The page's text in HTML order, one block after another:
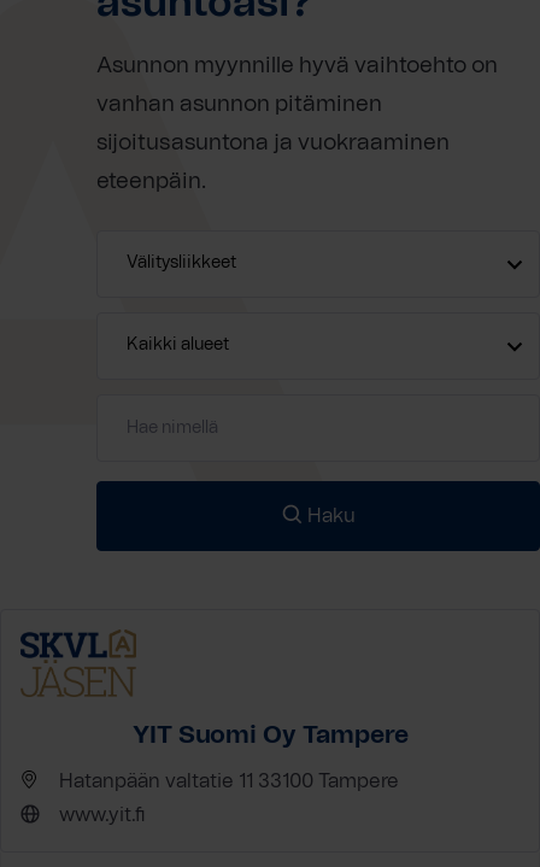
Asunnon myynnille hyvä vaihtoehto on
vanhan asunnon pitäminen
sijoitusasuntona ja vuokraaminen
eteenpäin.
Haku
YIT Suomi Oy Tampere
Hatanpään valtatie 11 33100 Tampere
www.yit.fi